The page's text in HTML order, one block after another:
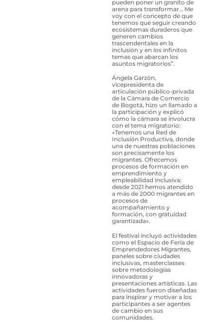
pueden poner un granito de
arena para transformar… Me
voy con el concepto de que
tenemos que seguir creando
ecosistemas duraderos que
generen cambios
trascendentales en la
inclusión y en los infinitos
temas que abarcan los
asuntos migratorios”.
Ángela Garzón,
vicepresidenta de
articulación público-privada
de la Cámara de Comercio
de Bogotá, hizo un llamado a
la participación y explicó
cómo la cámara se involucra
con el tema migratorio:
«Tenemos una Red de
Inclusión Productiva, donde
una de nuestras poblaciones
son precisamente los
migrantes. Ofrecemos
procesos de formación en
emprendimiento y
empleabilidad inclusiva;
desde 2021 hemos atendido
a más de 2000 migrantes en
procesos de
acompañamiento y
formación, con gratuidad
garantizada».
El festival incluyó actividades
como el Espacio de Feria de
Emprendedores Migrantes,
paneles sobre ciudades
inclusivas, masterclasses
sobre metodologías
innovadoras y
presentaciones artísticas. Las
actividades fueron diseñadas
para inspirar y motivar a los
participantes a ser agentes
de cambio en sus
comunidades.